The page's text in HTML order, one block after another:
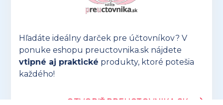
Hľadáte ideálny darček pre účtovníkov? V
ponuke eshopu preuctovnika.sk nájdete
vtipné aj praktické produkty, ktoré potešia
každého!
OTVORIŤ PREUCTOVNIKA.SK